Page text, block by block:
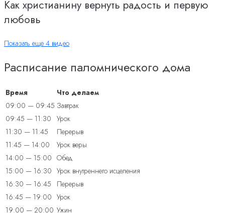
Как христианину вернуть радость и первую
любовь
Показать еще 4 видео
Расписание паломнического дома
Время
Что делаем
09:00 — 09:45 Завтрак
09:45 — 11:30 Урок
11:30 — 11:45
Перерыв
11:45 — 14:00
Урок веры
14:00 — 15:00 Обед
15:00 — 16:30 Урок внутреннего исцеления
16:30 — 16:45
Перерыв
16:45 — 19:00 Урок
19:00 — 20:00 Ужин